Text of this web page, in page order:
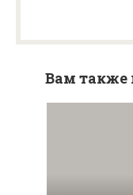
Вам также